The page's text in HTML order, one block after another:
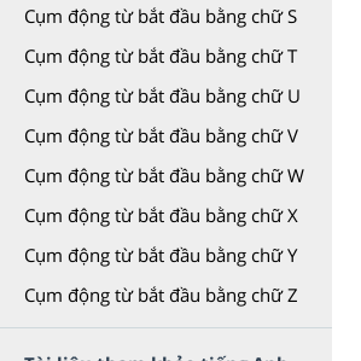
Cụm động từ bắt đầu bằng chữ S
Cụm động từ bắt đầu bằng chữ T
Cụm động từ bắt đầu bằng chữ U
Cụm động từ bắt đầu bằng chữ V
Cụm động từ bắt đầu bằng chữ W
Cụm động từ bắt đầu bằng chữ X
Cụm động từ bắt đầu bằng chữ Y
Cụm động từ bắt đầu bằng chữ Z